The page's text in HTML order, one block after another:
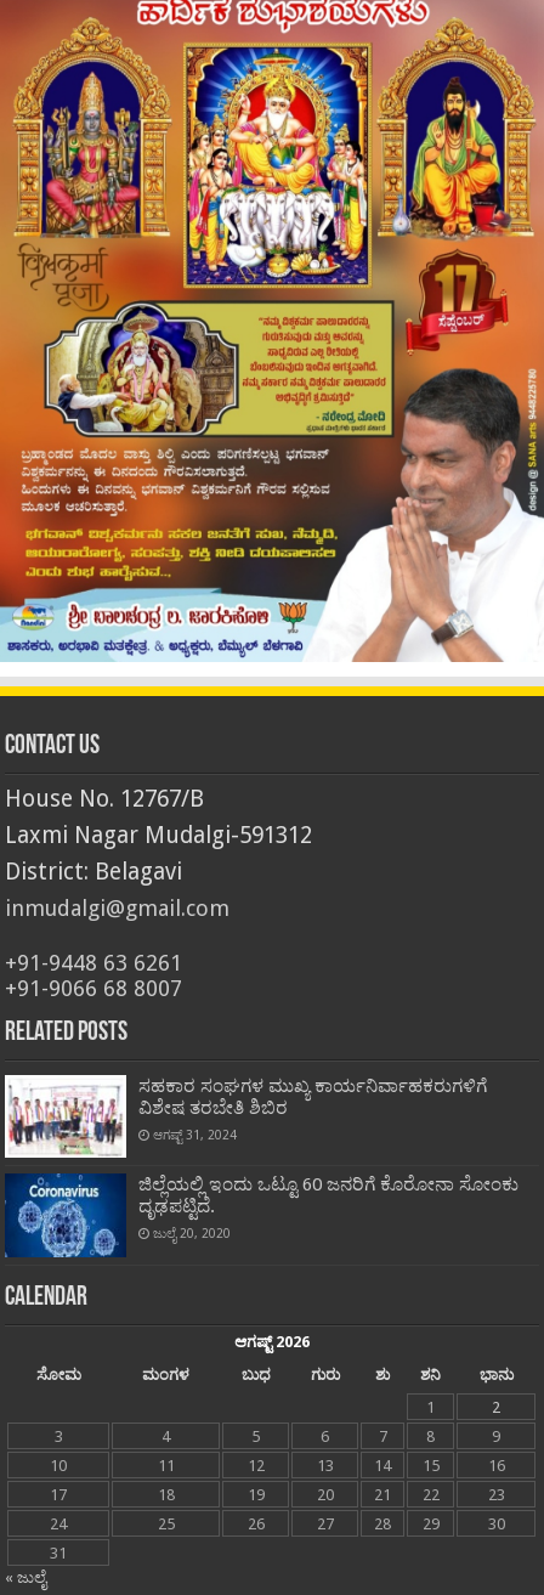
Contact Us
House No. 12767/B
Laxmi Nagar Mudalgi-591312
District: Belagavi
inmudalgi@gmail.com
+91-9448 63 6261
+91-9066 68 8007
Related Posts
ಸಹಕಾರ ಸಂಘಗಳ ಮುಖ್ಯ ಕಾರ್ಯನಿರ್ವಾಹಕರುಗಳಿಗೆ
ವಿಶೇಷ ತರಬೇತಿ ಶಿಬಿರ
ಆಗಷ್ಟ್ 31, 2024
ಜಿಲ್ಲೆಯಲ್ಲಿ ಇಂದು ಒಟ್ಟೂ 60 ಜನರಿಗೆ ಕೊರೋನಾ ಸೋಂಕು
ದೃಢಪಟ್ಟಿದೆ.
ಜುಲೈ 20, 2020
Calendar
ಆಗಷ್ಟ್ 2026
ಸೋಮ
ಮಂಗಳ ಬುಧ ಗುರು ಶು ಶನಿ
ಭಾನು
1
2
3
4 5 6 7 8
9
10
11 12 13 14 15
16
17
18 19 20 21 22
23
24
25 26 27 28 29
30
31
« ಜುಲೈ